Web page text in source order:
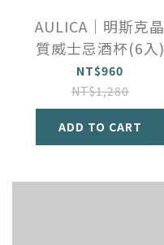
AULICA｜明斯克晶
質威士忌酒杯(6入)
NT$960
NT$1,280
ADD TO CART